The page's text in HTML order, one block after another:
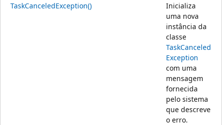
TaskCanceledException()
Inicializa
uma nova
instância da
classe
TaskCanceled
Exception
com uma
mensagem
fornecida
pelo sistema
que descreve
o erro.